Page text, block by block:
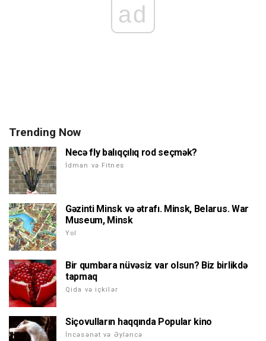
ad
Trending Now
Necə fly balıqçılıq rod seçmək?
İdman və Fitnes
Gəzinti Minsk və ətrafı. Minsk, Belarus. War
Museum, Minsk
Yol
Bir qumbara nüvəsiz var olsun? Biz birlikdə
tapmaq
Qida və içkilər
Siçovulların haqqında Popular kino
İncəsənət və Əyləncə